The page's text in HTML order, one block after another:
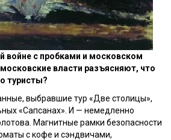
войне с пробками и московском
власти разъясняют, что
туристы?
выбравшие тур «Две столицы»,
«Сапсанах». И — немедленно
Магнитные рамки безопасности
с кофе и сэндвичами,